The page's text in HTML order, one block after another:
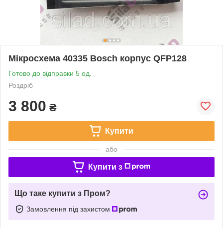
Мікросхема 40335 Bosch корпус QFP128
Готово до відправки 5 од.
Роздріб
3 800 ₴
Купити
або
Купити з
Що таке купити з Пром?
Замовлення під захистом